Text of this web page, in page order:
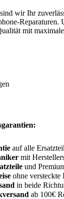
sind wir Ihr
Reparaturen.
mit
auf alle
mit
und
ohne versteckte
in beide
ab 100€